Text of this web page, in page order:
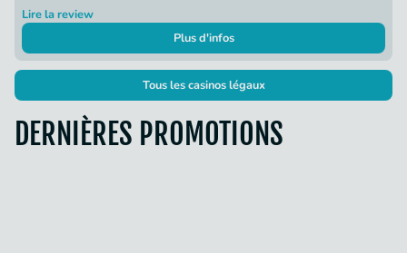
Lire la review
Plus d'infos
Tous les casinos légaux
DERNIÈRES PROMOTIONS